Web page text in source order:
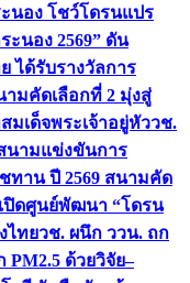
นอง โชว์โดรนแปร
นอง 2569” ดัน
ได้รับรางวัลการ
มคัดเลือกที่ 2 มุ่งสู่
มเด็จพระเจ้าอยู่หัววช.
นามแข่งขันการ
ทาน ปี 2569 สนามคัด
ปิดศูนย์พัฒนา “โดรน
ไทยวช. ผนึก ววน. ถก
ด้วยวิจัย–